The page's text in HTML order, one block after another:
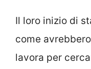
Il loro inizio di
come
lavora per